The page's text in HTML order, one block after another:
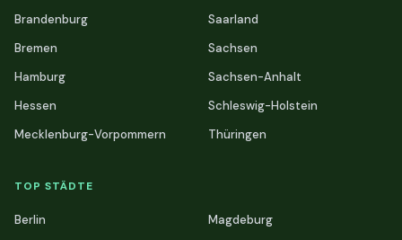
Brandenburg
Bremen
Hamburg
Hessen
Mecklenburg-Vorpommern
Saarland
Sachsen
Sachsen-Anhalt
Schleswig-Holstein
Thüringen
TOP STÄDTE
Berlin
Magdeburg